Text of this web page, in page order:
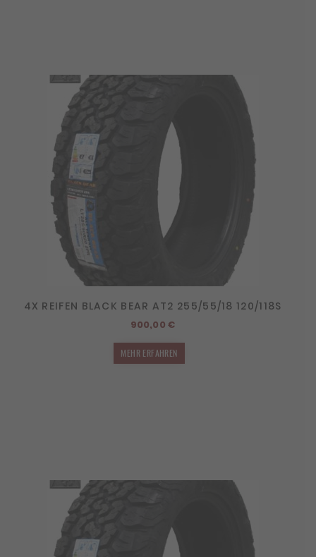
4X REIFEN BLACK BEAR AT2 255/55/18 120/118S
900,00 €
MEHR ERFAHREN